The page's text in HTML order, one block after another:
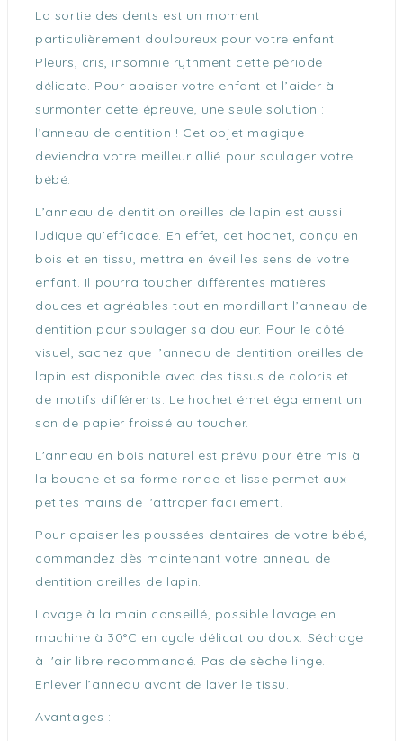
La sortie des dents est un moment
particulièrement douloureux pour votre enfant.
Pleurs, cris, insomnie rythment cette période
délicate. Pour apaiser votre enfant et l’aider à
surmonter cette épreuve, une seule solution :
l’anneau de dentition ! Cet objet magique
deviendra votre meilleur allié pour soulager votre
bébé.
L’anneau de dentition oreilles de lapin est aussi
ludique qu’efficace. En effet, cet hochet, conçu en
bois et en tissu, mettra en éveil les sens de votre
enfant. Il pourra toucher différentes matières
douces et agréables tout en mordillant l’anneau de
dentition pour soulager sa douleur. Pour le côté
visuel, sachez que l’anneau de dentition oreilles de
lapin est disponible avec des tissus de coloris et
de motifs différents. Le hochet émet également un
son de papier froissé au toucher.
L'anneau en bois naturel est prévu pour être mis à
la bouche et sa forme ronde et lisse permet aux
petites mains de l'attraper facilement.
Pour apaiser les poussées dentaires de votre bébé,
commandez dès maintenant votre anneau de
dentition oreilles de lapin.
Lavage à la main conseillé, possible lavage en
machine à 30°C en cycle délicat ou doux. Séchage
à l'air libre recommandé. Pas de sèche linge.
Enlever l’anneau avant de laver le tissu.
Avantages :